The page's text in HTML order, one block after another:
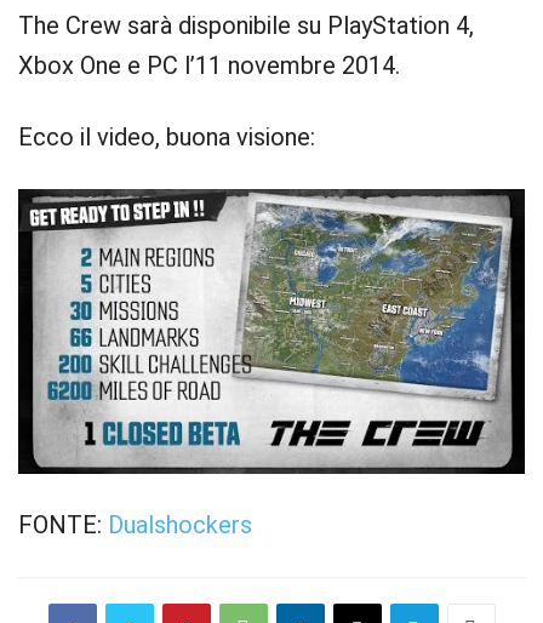
The Crew sarà disponibile su PlayStation 4,
Xbox One e PC l’11 novembre 2014.
Ecco il video, buona visione:
FONTE: Dualshockers